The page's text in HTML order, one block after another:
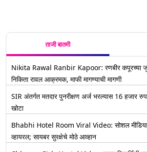
ताजी बातमी
Nikita Rawal Ranbir Kapoor: रणबीर कपूरच्या
निकिता रावल आक्रमक, माफी मागण्याची मागणी
SIR अंतर्गत मतदार पुनरीक्षण अर्ज भरल्यास 16 हजार
खोटा
Bhabhi Hotel Room Viral Video: सोशल
व्हायरल; सायबर सुरक्षेचे मोठे आव्हान